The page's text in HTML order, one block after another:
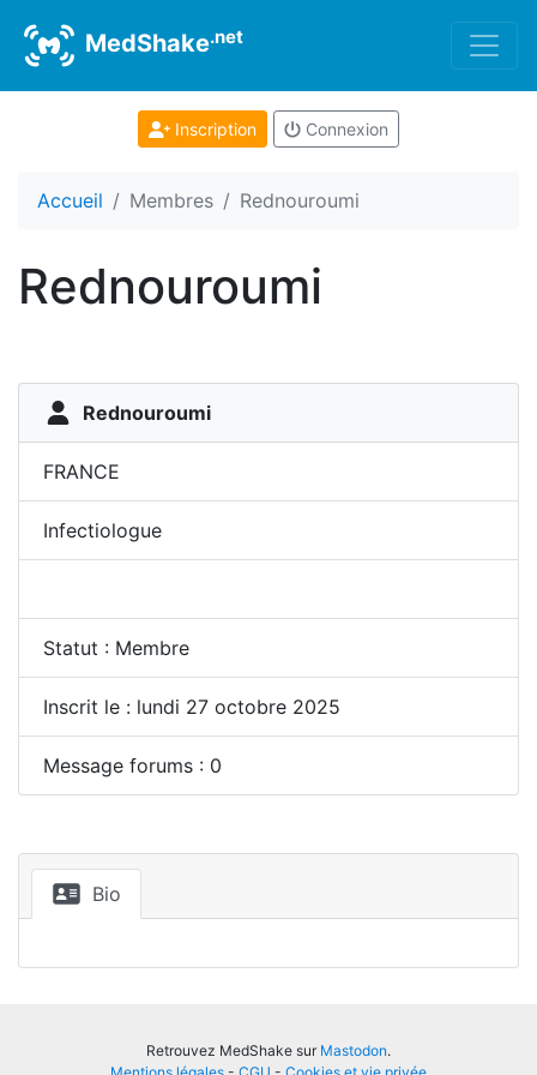
MedShake.net
Inscription Connexion
Accueil Membres Rednouroumi
Rednouroumi
Rednouroumi
FRANCE
Infectiologue
Statut : Membre
Inscrit le : lundi 27 octobre 2025
Message forums : 0
Bio
Retrouvez MedShake sur Mastodon.